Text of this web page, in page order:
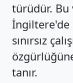
türüdür.
İngiltere'de
sınırsız
tanır.